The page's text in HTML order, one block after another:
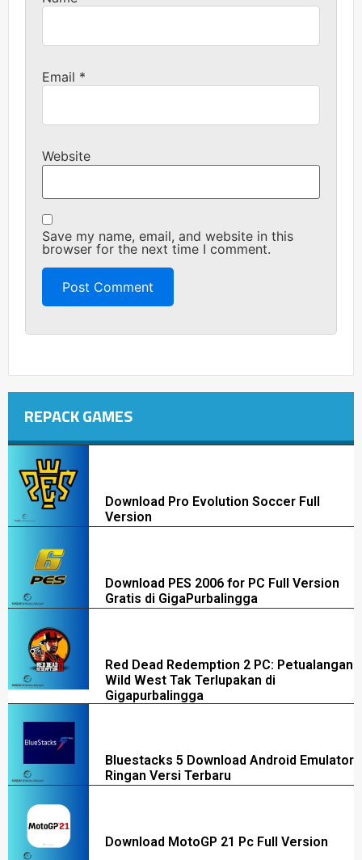
Email *
Website
Save my name, email, and website in this
browser for the next time I comment.
REPACK GAMES
Download Pro Evolution Soccer Full
Version
Download PES 2006 for PC Full Version
Gratis di GigaPurbalingga
Red Dead Redemption 2 PC: Petualangan
Wild West Tak Terlupakan di
Gigapurbalingga
Bluestacks 5 Download Android Emulator
Ringan Versi Terbaru
Download MotoGP 21 Pc Full Version